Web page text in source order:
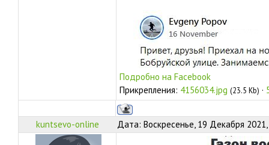
Подробно на Facebook
Прикрепления: 4156034.jpg (23.5 Kb) ·
kuntsevo-online Дата: Воскресенье, 19 Декабря